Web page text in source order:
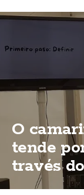
O
tende
través